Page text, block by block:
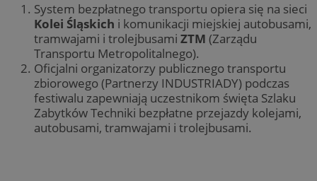
System bezpłatnego transportu opiera się na sieci
Kolei Śląskich i komunikacji miejskiej autobusami,
tramwajami i trolejbusami ZTM (Zarządu
Transportu Metropolitalnego).
Oficjalni organizatorzy publicznego transportu
zbiorowego (Partnerzy INDUSTRIADY) podczas
festiwalu zapewniają uczestnikom święta Szlaku
Zabytków Techniki bezpłatne przejazdy kolejami,
autobusami, tramwajami i trolejbusami.